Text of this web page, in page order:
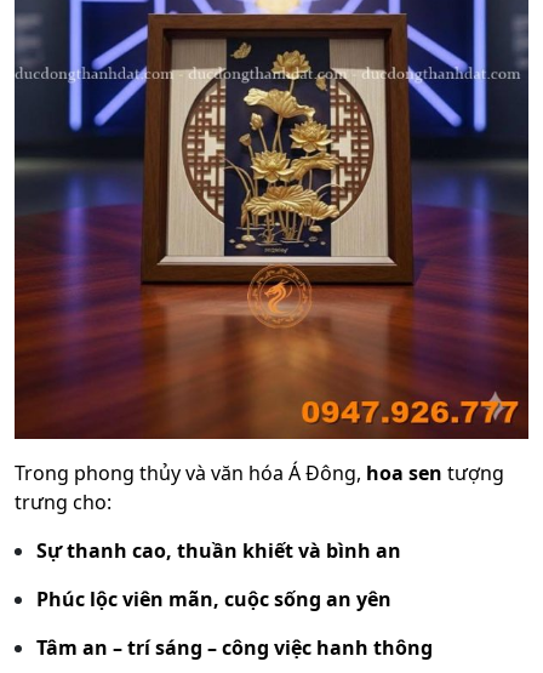
Trong phong thủy và văn hóa Á Đông, hoa sen tượng
trưng cho:
Sự thanh cao, thuần khiết và bình an
Phúc lộc viên mãn, cuộc sống an yên
Tâm an – trí sáng – công việc hanh thông